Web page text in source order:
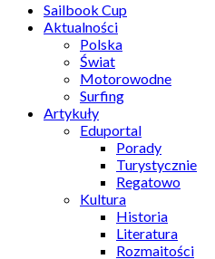
Sailbook Cup
Aktualności
Polska
Świat
Motorowodne
Surfing
Artykuły
Eduportal
Porady
Turystycznie
Regatowo
Kultura
Historia
Literatura
Rozmaitości